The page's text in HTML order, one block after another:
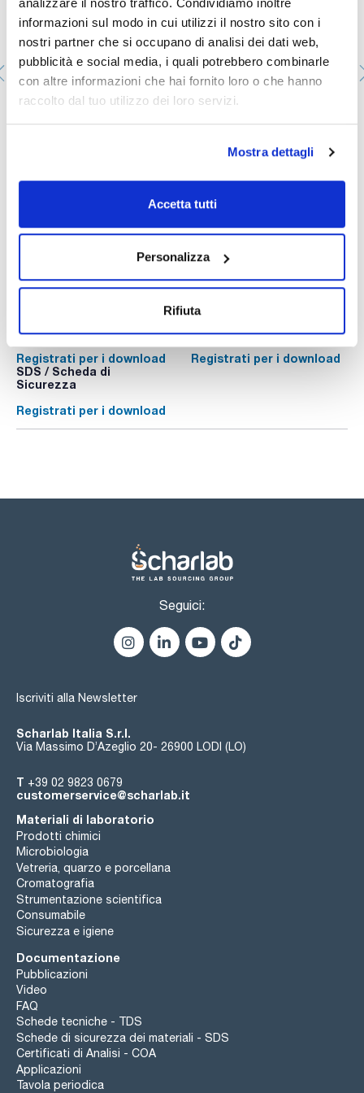
analizzare il nostro traffico. Condividiamo inoltre
informazioni sul modo in cui utilizzi il nostro sito con i
nostri partner che si occupano di analisi dei dati web,
pubblicità e social media, i quali potrebbero combinarle
con altre informazioni che hai fornito loro o che hanno
raccolto dal tuo utilizzo dei loro servizi.
Mostra dettagli
Accetta tutti
Personalizza
Rifiuta
calibrazione ENAC su richiesta.Disponibili in più formati, le
pipette a volume singolo sono essenziali per le applicazioni
analitiche e chimiche in cui precisione e riproducibilità sono
fondamentali.
Aspirador de pipetas Howorka de 20 ml
Disponibilità:Controlla le scorte
TDS / Scheda tecnica
Registrati per i download
COA
Registrati per i download
SDS / Scheda di
Sicurezza
Registrati per i download
Seguici:
Iscriviti alla Newsletter
Scharlab Italia S.r.l.
Via Massimo D’Azeglio 20- 26900 LODI (LO)
T +39 02 9823 0679
customerservice@scharlab.it
Materiali di laboratorio
Prodotti chimici
Microbiologia
Vetreria, quarzo e porcellana
Cromatografia
Strumentazione scientifica
Consumabile
Sicurezza e igiene
Documentazione
Pubblicazioni
Video
FAQ
Schede tecniche - TDS
Schede di sicurezza dei materiali - SDS
Certificati di Analisi - COA
Applicazioni
Tavola periodica